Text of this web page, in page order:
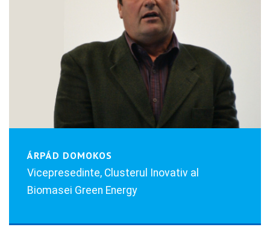
ÁRPÁD DOMOKOS
Vicepresedinte, Clusterul Inovativ al
Biomasei Green Energy